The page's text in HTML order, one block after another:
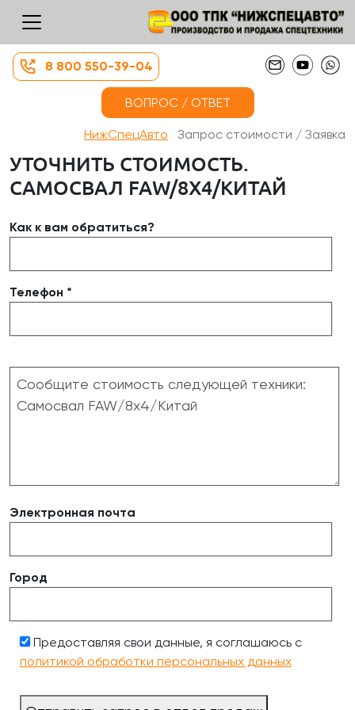
8 800 550-39-04
ВОПРОС / ОТВЕТ
НижСпецАвто Запрос стоимости / Заявка
УТОЧНИТЬ СТОИМОСТЬ.
САМОСВАЛ FAW/8Х4/КИТАЙ
Как к вам обратиться?
Телефон *
Электронная почта
Город
Предоставляя свои данные, я соглашаюсь с
политикой обработки персональных данных